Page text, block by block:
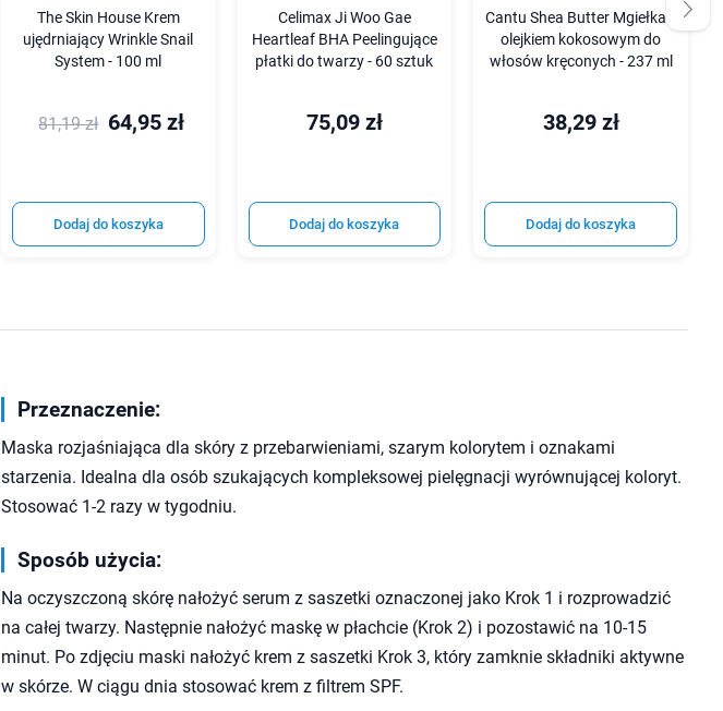
The Skin House Krem
ujędrniający Wrinkle Snail
System - 100 ml
81,19 zł 64,95 zł
Dodaj do koszyka
Celimax Ji Woo Gae
Heartleaf BHA Peelingujące
płatki do twarzy - 60 sztuk
75,09 zł
Dodaj do koszyka
Cantu Shea Butter Mgiełka z
olejkiem kokosowym do
włosów kręconych - 237 ml
38,29 zł
Dodaj do koszyka
Przeznaczenie:
Maska rozjaśniająca dla skóry z przebarwieniami, szarym kolorytem i oznakami
starzenia. Idealna dla osób szukających kompleksowej pielęgnacji wyrównującej koloryt.
Stosować 1-2 razy w tygodniu.
Sposób użycia:
Na oczyszczoną skórę nałożyć serum z saszetki oznaczonej jako Krok 1 i rozprowadzić
na całej twarzy. Następnie nałożyć maskę w płachcie (Krok 2) i pozostawić na 10-15
minut. Po zdjęciu maski nałożyć krem z saszetki Krok 3, który zamknie składniki aktywne
w skórze. W ciągu dnia stosować krem z filtrem SPF.